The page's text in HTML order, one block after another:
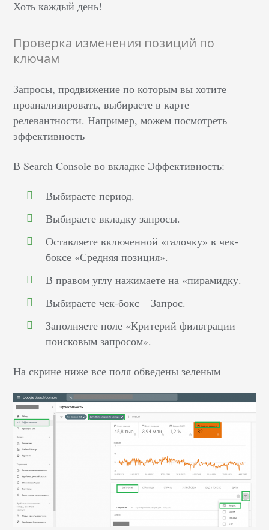
Хоть каждый день!
Проверка изменения позиций по
ключам
Запросы, продвижение по которым вы хотите
проанализировать, выбираете в карте
релевантности. Например, можем посмотреть
эффективность
В Search Console во вкладке Эффективность:
Выбираете период.
Выбираете вкладку запросы.
Оставляете включенной «галочку» в чек-
боксе «Средняя позиция».
В правом углу нажимаете на «пирамидку.
Выбираете чек-бокс – Запрос.
Заполняете поле «Критерий фильтрации
поисковым запросом».
На скрине ниже все поля обведены зеленым